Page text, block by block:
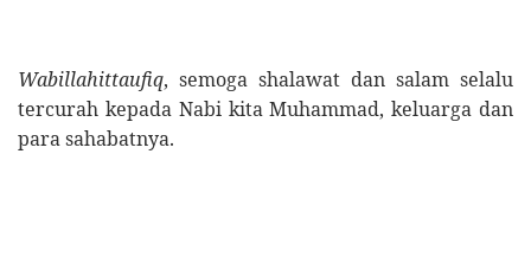
Wabillahittaufiq, semoga shalawat dan salam selalu
tercurah kepada Nabi kita Muhammad, keluarga dan
para sahabatnya.